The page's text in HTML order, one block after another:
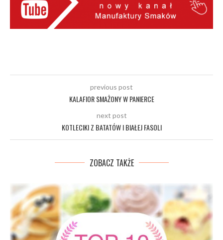
previous post
KALAFIOR SMAŻONY W PANIERCE
next post
KOTLECIKI Z BATATÓW I BIAŁEJ FASOLI
ZOBACZ TAKŻE